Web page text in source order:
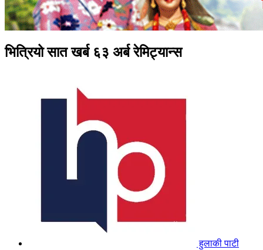
भित्रियो सात खर्ब ६३ अर्ब रेमिट्यान्स
हुलाकी पाटी